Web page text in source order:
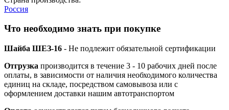
Россия
Что необходимо знать при покупке
Шайба ШЕЗ-16 - Не подлежит обязательной сертификации
Отгрузка производится в течение 3 - 10 рабочих дней после
оплаты, в зависимости от наличия необходимого количества
единиц на складе, посредством самовывоза или с
оформлением доставки нашим автотранспортом